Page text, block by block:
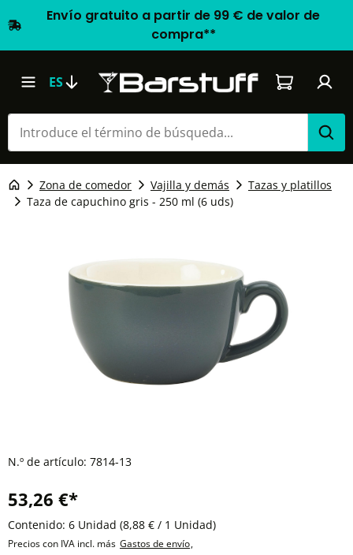
Envío gratuito a partir de 99 € de valor de
compra**
ES El carrito
Zona de comedor Vajilla y demás
Tazas y platillos
Taza de capuchino gris - 250 ml (6 uds)
N.º de artículo: 7814-13
53,26 €*
Contenido: 6 Unidad (8,88 € / 1 Unidad)
Precios con IVA incl. más Gastos de envío,